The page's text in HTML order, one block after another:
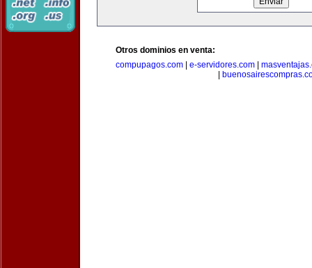
Otros dominios en venta:
compupagos.com
e-servidores.com